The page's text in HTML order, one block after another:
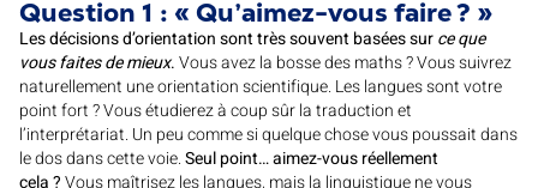
Question 1 : « Qu’aimez-vous faire ? »
Les décisions d’orientation sont très souvent basées surce que
vous faites de mieux.Vous avez la bosse des maths ? Vous suivrez
naturellement une orientation scientifique. Les langues sont votre
point fort ? Vous étudierez à coup sûr la traduction et
l’interprétariat. Un peu comme si quelque chose vous poussait dans
le dos dans cette voie.Seul point… aimez-vous réellement
cela ?Vous maîtrisez les langues, mais la linguistique ne vous